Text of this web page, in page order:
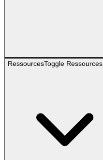
RessourcesToggle Ressources